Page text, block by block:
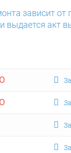
зависит от
выдается акт